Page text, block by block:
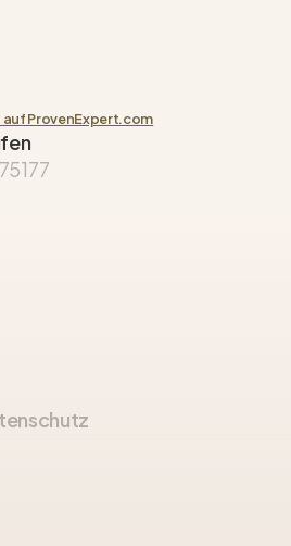
Immobilien GmbH
ProvenExpert.com